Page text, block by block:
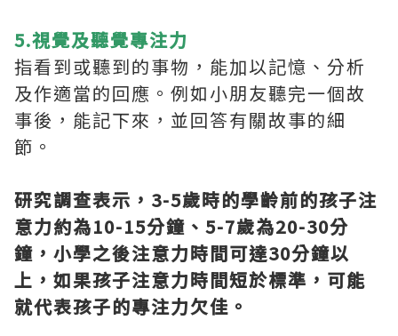
5.視覺及聽覺專注力
指看到或聽到的事物，能加以記憶、分析
及作適當的回應。例如小朋友聽完一個故
事後，能記下來，並回答有關故事的細
節。
研究調查表示 ，3-5歲時的學齡前的孩子注
意力約為10-15分鐘、5-7歲為20-30分
鐘，小學之後注意力時間可達30分鐘以
上，如果孩子注意力時間短於標準，可能
就代表孩子的專注力欠佳。